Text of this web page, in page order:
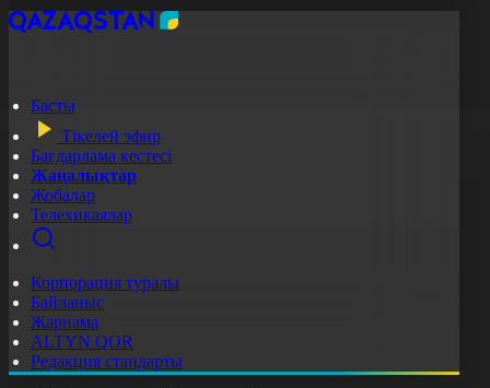
Басты
Тікелей эфир
Бағдарлама кестесі
Жаңалықтар
Жобалар
Телехикаялар
Корпорация туралы
Байланыс
Жарнама
ALTYN QOR
Редакция стандарты